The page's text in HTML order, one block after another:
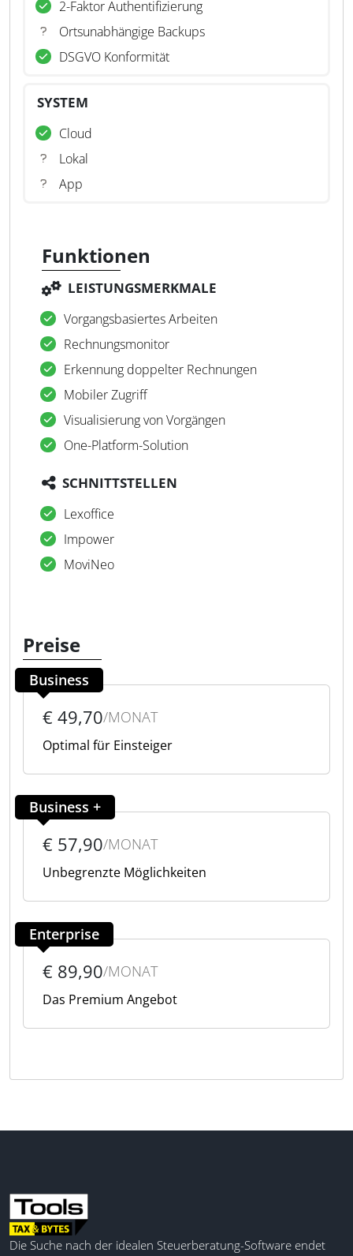
2-Faktor Authentifizierung
Ortsunabhängige Backups
DSGVO Konformität
SYSTEM
Cloud
Lokal
App
Funktionen
LEISTUNGSMERKMALE
Vorgangsbasiertes Arbeiten
Rechnungsmonitor
Erkennung doppelter Rechnungen
Mobiler Zugriff
Visualisierung von Vorgängen
One-Platform-Solution
SCHNITTSTELLEN
Lexoffice
Impower
MoviNeo
Preise
Business
€ 49,70/MONAT
Optimal für Einsteiger
Business +
€ 57,90/MONAT
Unbegrenzte Möglichkeiten
Enterprise
€ 89,90/MONAT
Das Premium Angebot
Die Suche nach der idealen Steuerberatung-Software endet